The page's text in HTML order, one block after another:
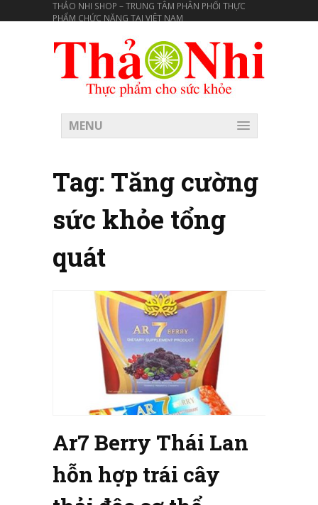
THẢO NHI SHOP – TRUNG TÂM PHÂN PHỐI THỰC
PHẨM CHỨC NĂNG TẠI VIÊT NAM
MENU
Tag: Tăng cường
sức khỏe tổng
quát
Ar7 Berry Thái Lan
hỗn hợp trái cây